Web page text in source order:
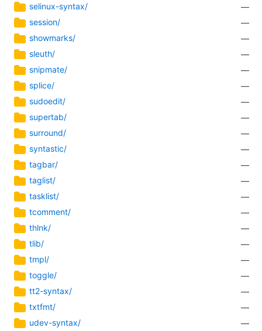
selinux-syntax/
—
session/
—
showmarks/
—
sleuth/
—
snipmate/
—
splice/
—
sudoedit/
—
supertab/
—
surround/
—
syntastic/
—
tagbar/
—
taglist/
—
tasklist/
—
tcomment/
—
thlnk/
—
tlib/
—
tmpl/
—
toggle/
—
tt2-syntax/
—
txtfmt/
—
udev-syntax/
—